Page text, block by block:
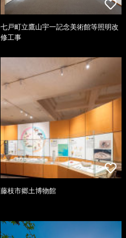
七戸町立鷹山宇一記念美術館等照明改
修工事
藤枝市郷土博物館